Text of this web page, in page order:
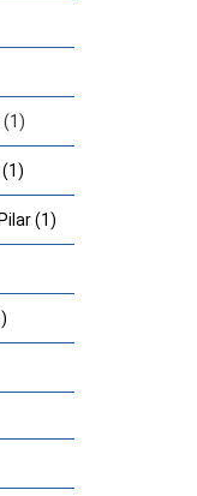
(1)
(1)